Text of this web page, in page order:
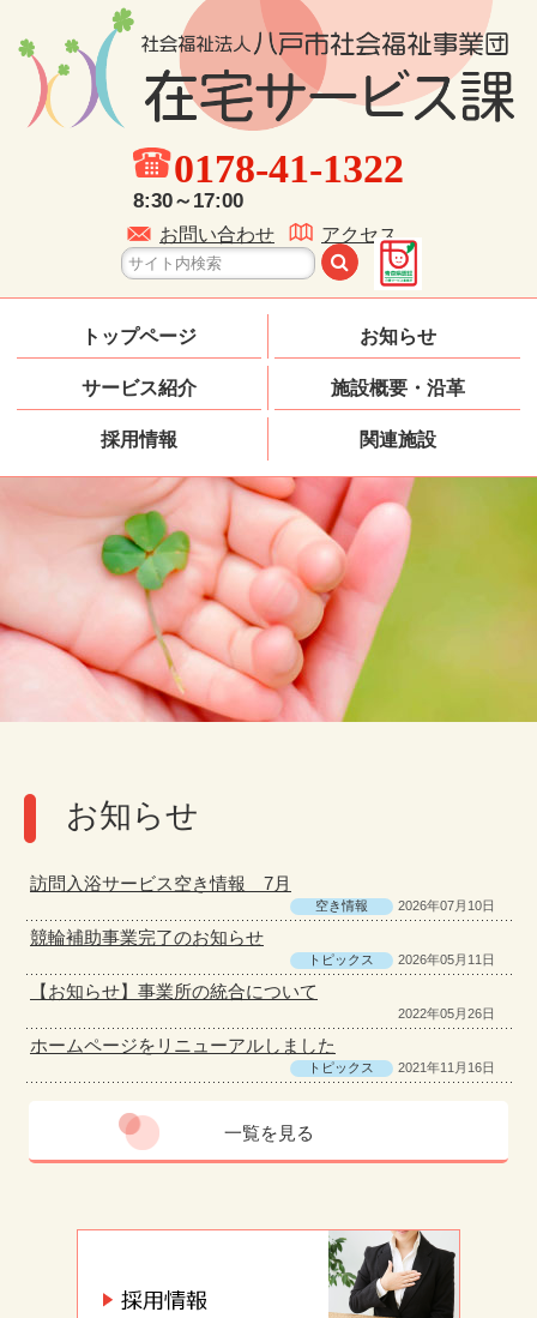
0178-41-1322
8:30～17:00
お問い合わせ アクセス
トップページ お知らせ
サービス紹介 施設概要・沿革
採用情報 関連施設
お知らせ
訪問入浴サービス空き情報 7月
空き情報 2026年07月10日
競輪補助事業完了のお知らせ
トピックス 2026年05月11日
【お知らせ】事業所の統合について
2022年05月26日
ホームページをリニューアルしました
トピックス 2021年11月16日
一覧を見る